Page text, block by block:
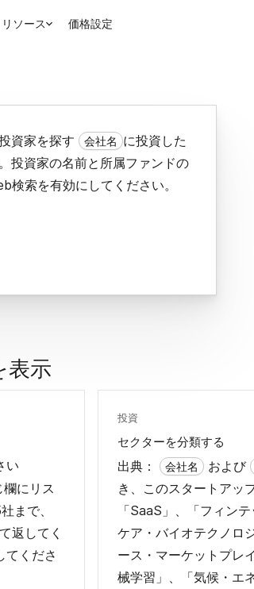
リソース 価格設定
資家を探す 会社名 に投資した
投資家の名前と所属ファンドの
検索を有効にしてください。
表示
い
にリス
まで、
返してく
てくださ
投資
セクターを分類する
出典： 会社名 および
き、このスタートアッ
「SaaS」、「フィン
ケア・バイオテクノロ
ース・マーケットプレ
械学習」、「気候・エ